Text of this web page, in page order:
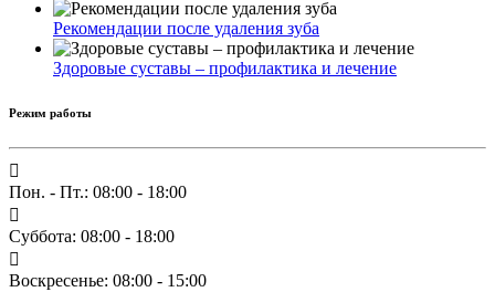
Рекомендации после удаления зуба
Здоровые суставы – профилактика и лечение
Режим работы
Пон. - Пт.: 08:00 - 18:00
Суббота: 08:00 - 18:00
Воскресенье: 08:00 - 15:00